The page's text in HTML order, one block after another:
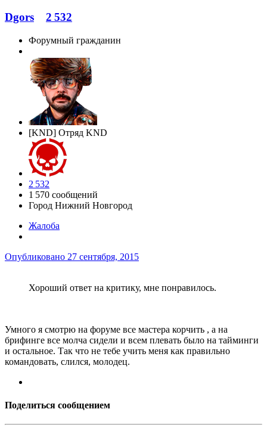
Dgors 2 532
Форумный гражданин
[KND] Отряд KND
2 532
1 570 сообщений
Город Нижний Новгород
Жалоба
Опубликовано 27 сентября, 2015
Хороший ответ на критику, мне понравилось.
Умного я смотрю на форуме все мастера корчить , а на
брифинге все молча сидели и всем плевать было на тайминги
и остальное. Так что не тебе учить меня как правильно
командовать, слился, молодец.
Поделиться сообщением